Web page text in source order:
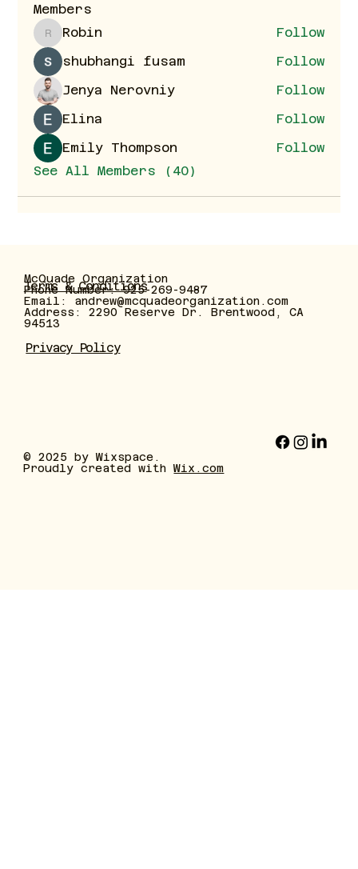
Members
RobinRobin
Follow
shubhangi fusam
Follow
Jenya Nerovniy
Follow
Elina
Follow
Emily Thompson
Follow
See All Members (40)
McQuade Organization
Phone Number: 925-269-9487
Email: andrew@mcquadeorganization.com
Address: 2290 Reserve Dr. Brentwood, CA
94513
Privacy Policy
© 2025 by Wixspace.
Proudly created withWix.com
Terms & Conditions